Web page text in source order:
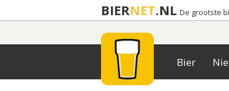
BIERNET.NL De grootste
Bier